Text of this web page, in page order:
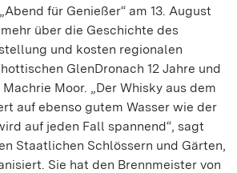
für Genießer“ am 13. August
über die Geschichte des
und kosten regionalen
GlenDronach 12 Jahre und
Moor. „Der Whisky aus dem
auf ebenso gutem Wasser wie der
auf jeden Fall spannend“, sagt
Staatlichen Schlössern und Gärten,
Sie hat den Brennmeister von